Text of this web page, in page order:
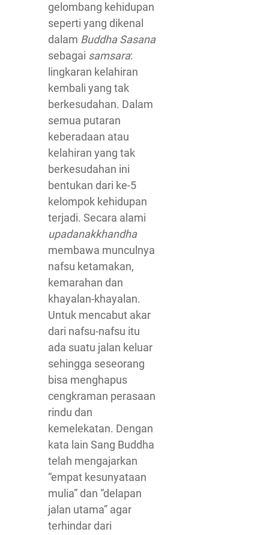
gelombang kehidupan
seperti yang dikenal
dalam Buddha Sasana
sebagai samsara:
lingkaran kelahiran
kembali yang tak
berkesudahan. Dalam
semua putaran
keberadaan atau
kelahiran yang tak
berkesudahan ini
bentukan dari ke-5
kelompok kehidupan
terjadi. Secara alami
upadanakkhandha
membawa munculnya
nafsu ketamakan,
kemarahan dan
khayalan-khayalan.
Untuk mencabut akar
dari nafsu-nafsu itu
ada suatu jalan keluar
sehingga seseorang
bisa menghapus
cengkraman perasaan
rindu dan
kemelekatan. Dengan
kata lain Sang Buddha
telah mengajarkan
“empat kesunyataan
mulia” dan “delapan
jalan utama” agar
terhindar dari